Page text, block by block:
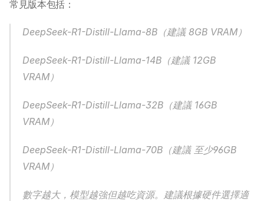
常見版本包括：
DeepSeek-R1-Distill-Llama-8B（建議 8GB VRAM）
DeepSeek-R1-Distill-Llama-14B（建議 12GB
VRAM）
DeepSeek-R1-Distill-Llama-32B（建議 16GB
VRAM）
DeepSeek-R1-Distill-Llama-70B（建議 至少96GB
VRAM）
數字越大，模型越強但越吃資源。建議根據硬件選擇適